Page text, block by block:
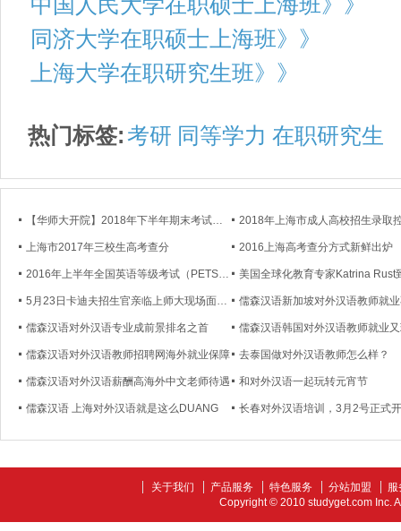
中国人民大学在职硕士上海班》》
同济大学在职硕士上海班》》
上海大学在职研究生班》》
热门标签:考研 同等学力 在职研究生
【华师大开院】2018年下半年期末考试通知
上海市2017年三校生高考查分 2016上海高考查分方式新鲜出炉
2016年上半年全国英语等级考试（PETS）成绩将在5月6日公布
5月23日卡迪夫招生官亲临上师大现场面试！
儒森汉语对外汉语专业成前景排名之首 儒森汉语韩国对外汉语教师就业
儒森汉语对外汉语教师招聘网海外就业保障 去泰国做对外汉语教师怎么样？
儒森汉语对外汉语薪酬高海外中文老师待遇 和对外汉语一起玩转元宵节
儒森汉语 上海对外汉语就是这么DUANG 长春对外汉语培训，3月2号正式
关于我们 产品服务 特色服务 分站加盟
服
Copyright © 2010 studyget.com Inc.